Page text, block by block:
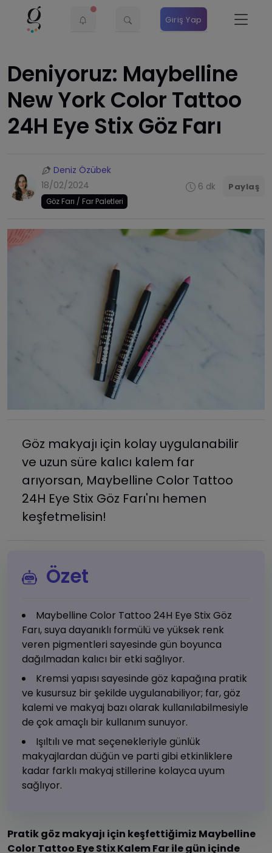
Giriş Yap
Deniyoruz: Maybelline
New York Color Tattoo
24H Eye Stix Göz Farı
Deniz Özübek
18/02/2024
Göz Farı / Far Paletleri
6 dk Paylaş
Göz makyajı için kolay uygulanabilir
ve uzun süre kalıcı kalem far
arıyorsan, Maybelline Color Tattoo
24H Eye Stix Göz Farı'nı hemen
keşfetmelisin!
Özet
Maybelline Color Tattoo 24H Eye Stix Göz
Farı, suya dayanıklı formülü ve yüksek renk
veren pigmentleri sayesinde gün boyunca
dağılmadan kalıcı bir etki sağlıyor.
Kremsi yapısı sayesinde göz kapağına pratik
ve kusursuz bir şekilde uygulanabiliyor; far, göz
kalemi ve makyaj bazı olarak kullanılabilmesiyle
de çok amaçlı bir kullanım sunuyor.
Işıltılı ve mat seçenekleriyle günlük
makyajlardan düğün ve parti gibi etkinliklere
kadar farklı makyaj stillerine kolayca uyum
sağlıyor.
Pratik göz makyajı için keşfettiğimiz Maybelline
Color Tattoo Eye Stix Kalem Far ile gün içinde